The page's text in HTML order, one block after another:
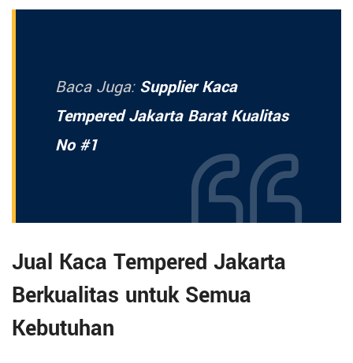
Baca Juga: Supplier Kaca
Tempered Jakarta Barat Kualitas
No #1
Jual Kaca Tempered Jakarta
Berkualitas untuk Semua
Kebutuhan